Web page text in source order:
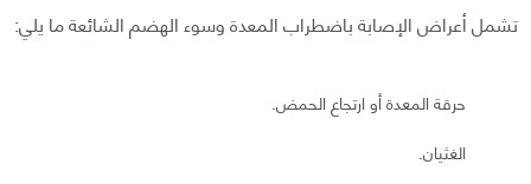
تشمل أعراض الإصابة باضطراب المعدة وسوء الهضم الشائعة ما يلي:
حرقة المعدة أو ارتجاع الحمض.
الغثيان.